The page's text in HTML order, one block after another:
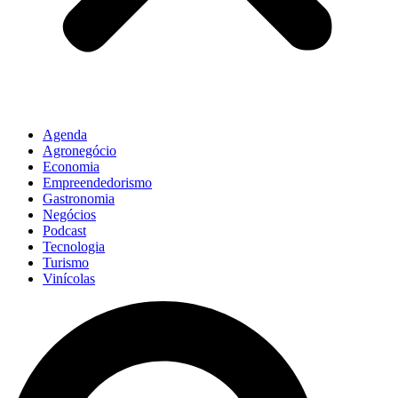
Agenda
Agronegócio
Economia
Empreendedorismo
Gastronomia
Negócios
Podcast
Tecnologia
Turismo
Vinícolas